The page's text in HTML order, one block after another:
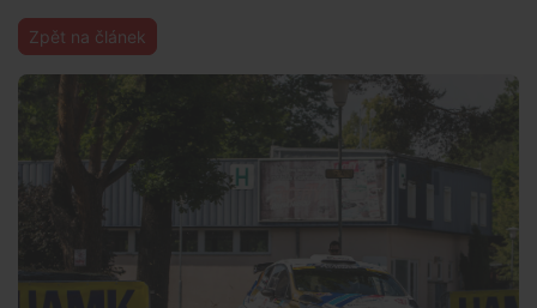
Zpět na článek